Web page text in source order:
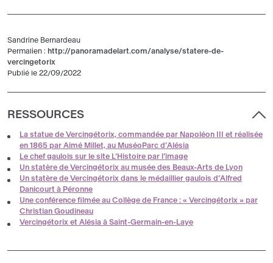
Sandrine Bernardeau
Permalien : http://panoramadelart.com/analyse/statere-de-
vercingetorix
Publié le 22/09/2022
RESSOURCES
La statue de Vercingétorix, commandée par Napoléon III et réalisée
en 1865 par Aimé Millet, au MuséoParc d’Alésia
Le chef gaulois sur le site L’Histoire par l’image
Un statère de Vercingétorix au musée des Beaux-Arts de Lyon
Un statère de Vercingétorix dans le médaillier gaulois d’Alfred
Danicourt à Péronne
Une conférence filmée au Collège de France : « Vercingétorix » par
Christian Goudineau
Vercingétorix et Alésia à Saint-Germain-en-Laye